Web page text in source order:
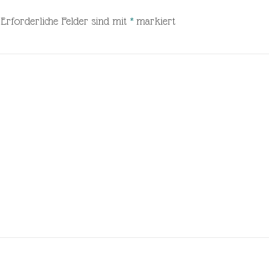
Erforderliche Felder sind mit *markiert